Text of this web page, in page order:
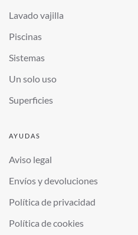
Lavado vajilla
Piscinas
Sistemas
Un solo uso
Superficies
AYUDAS
Aviso legal
Envíos y devoluciones
Política de privacidad
Política de cookies